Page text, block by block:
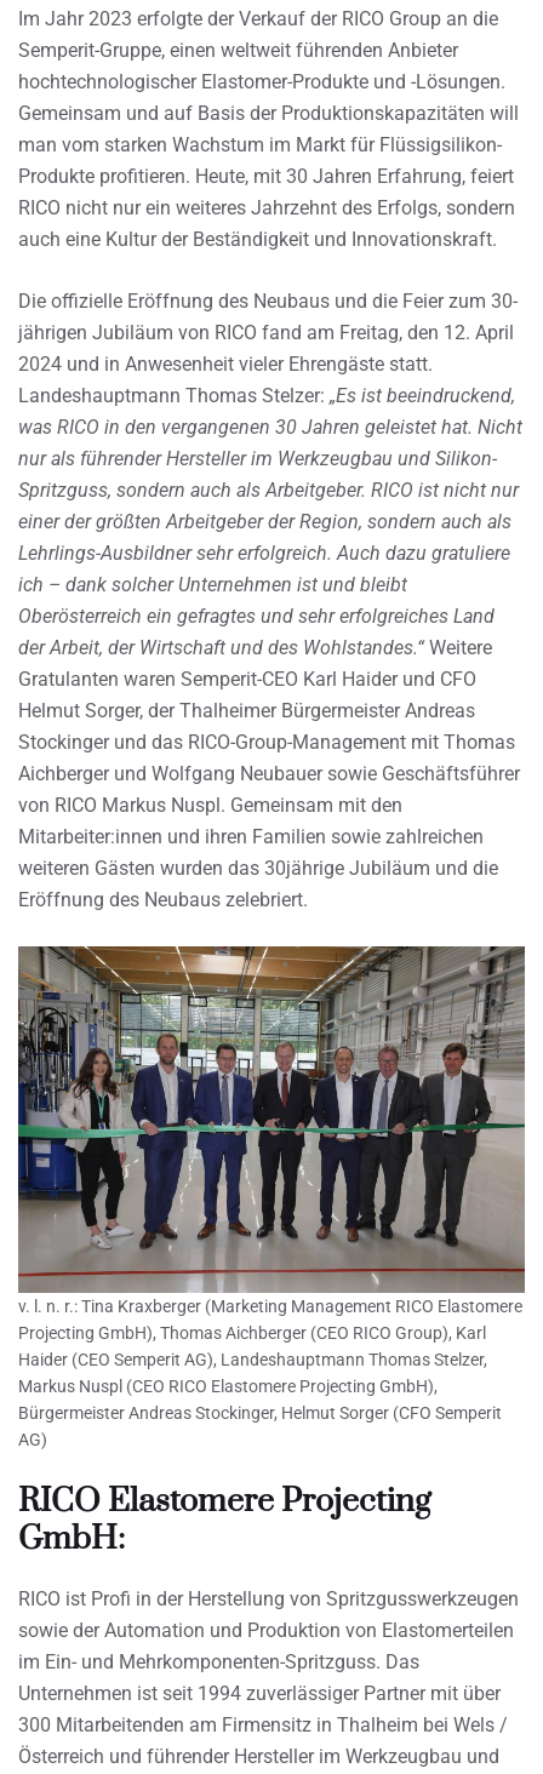
Im Jahr 2023 erfolgte der Verkauf der RICO Group an die
Semperit-Gruppe, einen weltweit führenden Anbieter
hochtechnologischer Elastomer-Produkte und -Lösungen.
Gemeinsam und auf Basis der Produktionskapazitäten will
man vom starken Wachstum im Markt für Flüssigsilikon-
Produkte profitieren. Heute, mit 30 Jahren Erfahrung, feiert
RICO nicht nur ein weiteres Jahrzehnt des Erfolgs, sondern
auch eine Kultur der Beständigkeit und Innovationskraft.
Die offizielle Eröffnung des Neubaus und die Feier zum 30-
jährigen Jubiläum von RICO fand am Freitag, den 12. April
2024 und in Anwesenheit vieler Ehrengäste statt.
Landeshauptmann Thomas Stelzer: „Es ist beeindruckend,
was RICO in den vergangenen 30 Jahren geleistet hat. Nicht
nur als führender Hersteller im Werkzeugbau und Silikon-
Spritzguss, sondern auch als Arbeitgeber. RICO ist nicht nur
einer der größten Arbeitgeber der Region, sondern auch als
Lehrlings-Ausbildner sehr erfolgreich. Auch dazu gratuliere
ich – dank solcher Unternehmen ist und bleibt
Oberösterreich ein gefragtes und sehr erfolgreiches Land
der Arbeit, der Wirtschaft und des Wohlstandes.“Weitere
Gratulanten waren Semperit-CEO Karl Haider und CFO
Helmut Sorger, der Thalheimer Bürgermeister Andreas
Stockinger und das RICO-Group-Management mit Thomas
Aichberger und Wolfgang Neubauer sowie Geschäftsführer
von RICO Markus Nuspl. Gemeinsam mit den
Mitarbeiter:innen und ihren Familien sowie zahlreichen
weiteren Gästen wurden das 30jährige Jubiläum und die
Eröffnung des Neubaus zelebriert.
v. l. n. r.: Tina Kraxberger (Marketing Management RICO Elastomere
Projecting GmbH), Thomas Aichberger (CEO RICO Group), Karl
Haider (CEO Semperit AG), Landeshauptmann Thomas Stelzer,
Markus Nuspl (CEO RICO Elastomere Projecting GmbH),
Bürgermeister Andreas Stockinger, Helmut Sorger (CFO Semperit
AG)
RICO Elastomere Projecting
GmbH:
RICO ist Profi in der Herstellung von Spritzgusswerkzeugen
sowie der Automation und Produktion von Elastomerteilen
im Ein- und Mehrkomponenten-Spritzguss. Das
Unternehmen ist seit 1994 zuverlässiger Partner mit über
300 Mitarbeitenden am Firmensitz in Thalheim bei Wels /
Österreich und führender Hersteller im Werkzeugbau und